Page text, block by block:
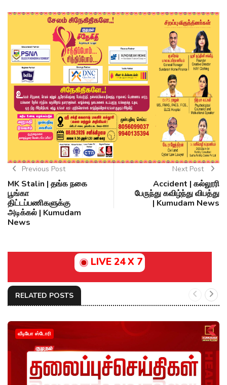
Previous Post
MK Stalin | தங்க நகை
பூங்கா
திட்டப்பணிகளுக்கு
அடிக்கல் | Kumudam
News
Next Post
Accident | கல்லூரி
பேருந்து கவிழ்ந்து விபத்து
| Kumudam News
LIVE 24 X 7
RELATED POSTS
வீடியோ ஸ்டோரி